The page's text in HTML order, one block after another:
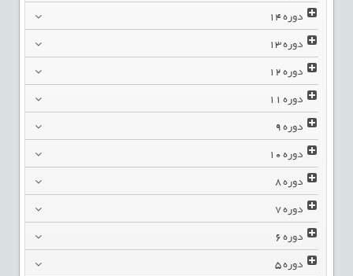
دوره14
دوره13
دوره12
دوره11
دوره9
دوره10
دوره8
دوره7
دوره6
دوره5